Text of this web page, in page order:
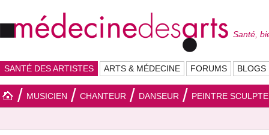
Santé,
SANTÉ DES ARTISTES ARTS & MÉDECINE FORUMS BLOGS
MUSICIEN CHANTEUR DANSEUR PEINTRE